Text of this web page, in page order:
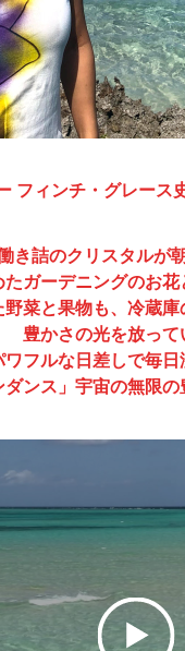
フィンチ・グレース
き詰のクリスタルが
ガーデニングのお花
菜と果物も、冷蔵
豊かさの光を放って
フルな日差しで毎
ダンス」宇宙の無限の